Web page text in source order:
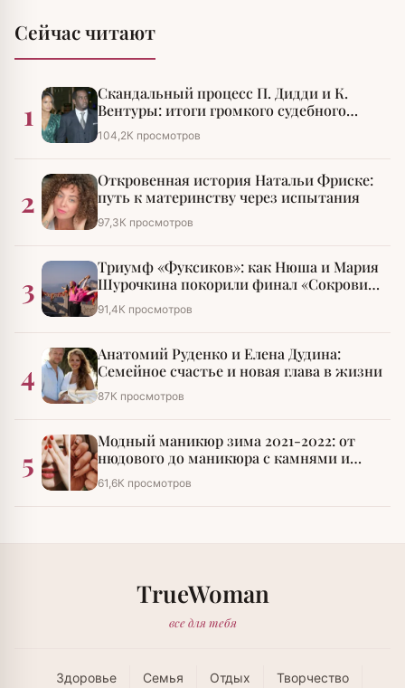
Сейчас читают
1
Скандальный процесс П. Дидди и К.
Вентуры: итоги громкого судебного
разбирательства
104,2К просмотров
2
Откровенная история Натальи Фриске:
путь к материнству через испытания
97,3К просмотров
3
Триумф «Фуксиков»: как Нюша и Мария
Шурочкина покорили финал «Сокровищ
императора»
91,4К просмотров
4
Анатомий Руденко и Елена Дудина:
Семейное счастье и новая глава в жизни
87К просмотров
5
Модный маникюр зима 2021-2022: от
нюдового до маникюра с камнями и
стразами
61,6К просмотров
TrueWoman
все для тебя
Здоровье Семья Отдых Творчество